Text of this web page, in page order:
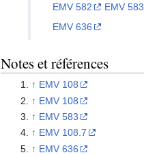
EMV 582
EMV 583
EMV 636
Notes et références
↑ EMV 108
↑ EMV 108
↑ EMV 583
↑ EMV 108.7
↑ EMV 636